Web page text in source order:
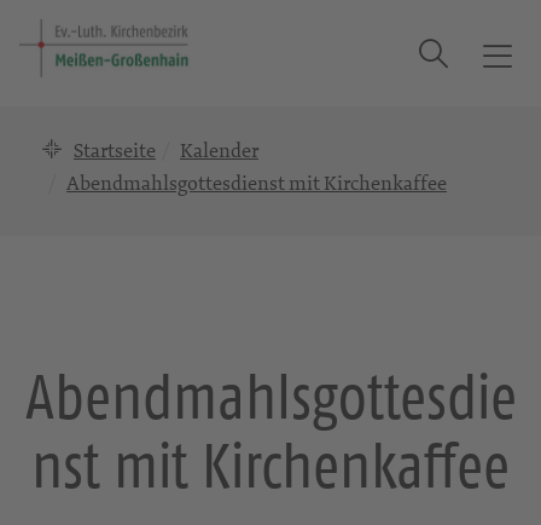
T
a
t
o
Suche
Startseite
Kalender
Abendmahlsgottesdienst mit Kirchenkaffee
Abendmahlsgottesdie
nst mit Kirchenkaffee